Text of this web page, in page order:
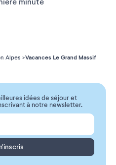
Alpes Vacances Le Grand Massif
idées de séjour et
à notre newsletter.